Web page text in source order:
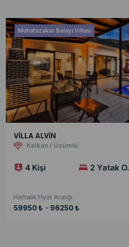
Muhafazakar Balayı Villası
VİLLA ALVİN
Kalkan / Üzümlü
4 Kişi 2 Yatak O.
Haftalık Fiyat Aralığı
59950 ₺ - 96250 ₺